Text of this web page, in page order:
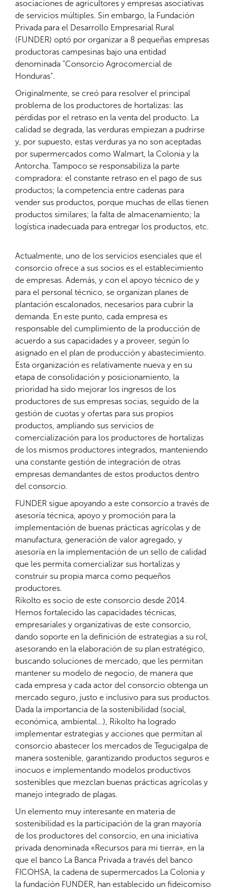
asociaciones de agricultores y empresas asociativas
de servicios múltiples. Sin embargo, la Fundación
Privada para el Desarrollo Empresarial Rural
(FUNDER) optó por organizar a 8 pequeñas empresas
productoras campesinas bajo una entidad
denominada "Consorcio Agrocomercial de
Honduras".
Originalmente, se creó para resolver el principal
problema de los productores de hortalizas: las
pérdidas por el retraso en la venta del producto. La
calidad se degrada, las verduras empiezan a pudrirse
y, por supuesto, estas verduras ya no son aceptadas
por supermercados como Walmart, la Colonia y la
Antorcha. Tampoco se responsabiliza la parte
compradora: el constante retraso en el pago de sus
productos; la competencia entre cadenas para
vender sus productos, porque muchas de ellas tienen
productos similares; la falta de almacenamiento; la
logística inadecuada para entregar los productos, etc.
Actualmente, uno de los servicios esenciales que el
consorcio ofrece a sus socios es el establecimiento
de empresas. Además, y con el apoyo técnico de y
para el personal técnico, se organizan planes de
plantación escalonados, necesarios para cubrir la
demanda. En este punto, cada empresa es
responsable del cumplimiento de la producción de
acuerdo a sus capacidades y a proveer, según lo
asignado en el plan de producción y abastecimiento.
Esta organización es relativamente nueva y en su
etapa de consolidación y posicionamiento, la
prioridad ha sido mejorar los ingresos de los
productores de sus empresas socias, seguido de la
gestión de cuotas y ofertas para sus propios
productos, ampliando sus servicios de
comercialización para los productores de hortalizas
de los mismos productores integrados, manteniendo
una constante gestión de integración de otras
empresas demandantes de estos productos dentro
del consorcio.
FUNDER sigue apoyando a este consorcio a través de
asesoría técnica, apoyo y promoción para la
implementación de buenas prácticas agrícolas y de
manufactura, generación de valor agregado, y
asesoría en la implementación de un sello de calidad
que les permita comercializar sus hortalizas y
construir su propia marca como pequeños
productores.
Rikolto es socio de este consorcio desde 2014.
Hemos fortalecido las capacidades técnicas,
empresariales y organizativas de este consorcio,
dando soporte en la definición de estrategias a su rol,
asesorando en la elaboración de su plan estratégico,
buscando soluciones de mercado, que les permitan
mantener su modelo de negocio, de manera que
cada empresa y cada actor del consorcio obtenga un
mercado seguro, justo e inclusivo para sus productos.
Dada la importancia de la sostenibilidad (social,
económica, ambiental...), Rikolto ha logrado
implementar estrategias y acciones que permitan al
consorcio abastecer los mercados de Tegucigalpa de
manera sostenible, garantizando productos seguros e
inocuos e implementando modelos productivos
sostenibles que mezclan buenas prácticas agrícolas y
manejo integrado de plagas.
Un elemento muy interesante en materia de
sostenibilidad es la participación de la gran mayoría
de los productores del consorcio, en una iniciativa
privada denominada «Recursos para mi tierra», en la
que el banco La Banca Privada a través del banco
FICOHSA, la cadena de supermercados La Colonia y
la fundación FUNDER, han establecido un fideicomiso